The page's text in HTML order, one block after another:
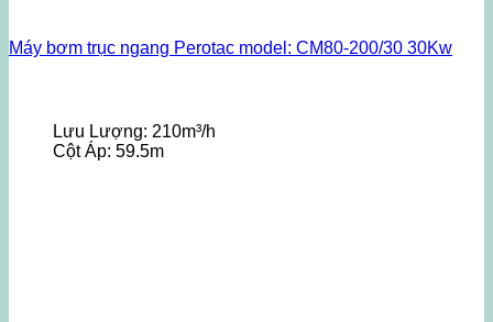
Máy bơm trục ngang Perotac model: CM80-200/30 30Kw
Lưu Lượng: 210m³/h
Cột Áp: 59.5m